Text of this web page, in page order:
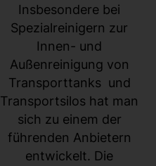
Insbesondere bei
Spezialreinigern zur
Innen- und
Außenreinigung von
Transporttanks und
Transportsilos hat man
sich zu einem der
führenden Anbietern
entwickelt. Die